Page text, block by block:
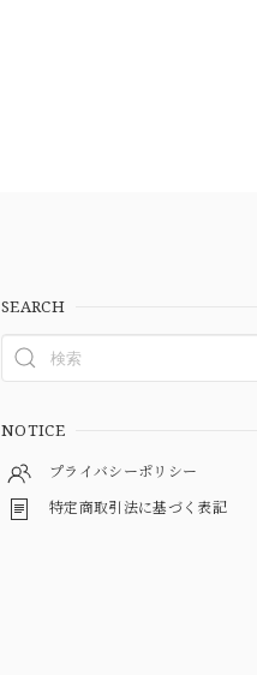
SEARCH
NOTICE
プライバシーポリシー
特定商取引法に基づく表記